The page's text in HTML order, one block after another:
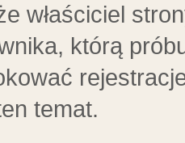
właściciel
którą
temat.